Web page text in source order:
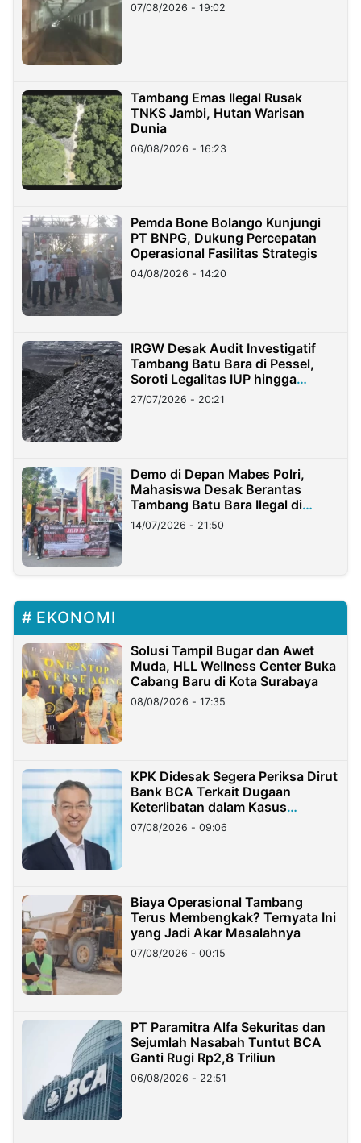
07/08/2026 - 19:02
Tambang Emas Ilegal Rusak
TNKS Jambi, Hutan Warisan
Dunia
06/08/2026 - 16:23
Pemda Bone Bolango Kunjungi
PT BNPG, Dukung Percepatan
Operasional Fasilitas Strategis
04/08/2026 - 14:20
IRGW Desak Audit Investigatif
Tambang Batu Bara di Pessel,
Soroti Legalitas IUP hingga
Stockpile
27/07/2026 - 20:21
Demo di Depan Mabes Polri,
Mahasiswa Desak Berantas
Tambang Batu Bara Ilegal di
Lampung
14/07/2026 - 21:50
EKONOMI
Solusi Tampil Bugar dan Awet
Muda, HLL Wellness Center Buka
Cabang Baru di Kota Surabaya
08/08/2026 - 17:35
KPK Didesak Segera Periksa Dirut
Bank BCA Terkait Dugaan
Keterlibatan dalam Kasus
Hilangnya Dana Nasabah Rp2,58
Miliar
07/08/2026 - 09:06
Biaya Operasional Tambang
Terus Membengkak? Ternyata Ini
yang Jadi Akar Masalahnya
07/08/2026 - 00:15
PT Paramitra Alfa Sekuritas dan
Sejumlah Nasabah Tuntut BCA
Ganti Rugi Rp2,8 Triliun
06/08/2026 - 22:51